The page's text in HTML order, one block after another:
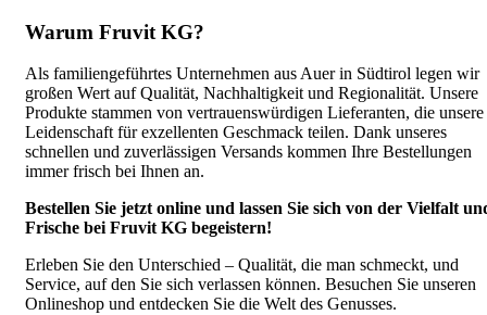
Warum Fruvit KG?
Als familiengeführtes Unternehmen aus Auer in Südtirol legen wir
großen Wert auf Qualität, Nachhaltigkeit und Regionalität. Unsere
Produkte stammen von vertrauenswürdigen Lieferanten, die unsere
Leidenschaft für exzellenten Geschmack teilen. Dank unseres
schnellen und zuverlässigen Versands kommen Ihre Bestellungen
immer frisch bei Ihnen an.
Bestellen Sie jetzt online und lassen Sie sich von der Vielfalt
Frische bei Fruvit KG begeistern!
Erleben Sie den Unterschied – Qualität, die man schmeckt, und
Service, auf den Sie sich verlassen können. Besuchen Sie unseren
Onlineshop und entdecken Sie die Welt des Genusses.